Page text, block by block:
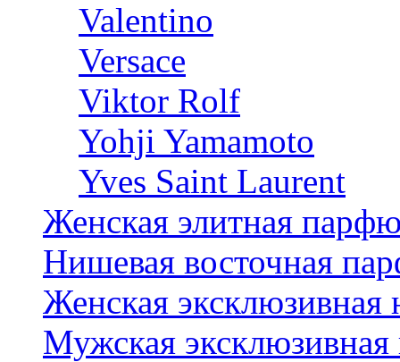
Valentino
Versace
Viktor Rolf
Yohji Yamamoto
Yves Saint Laurent
Женская элитная
Нишевая восточная
Женская
Мужская